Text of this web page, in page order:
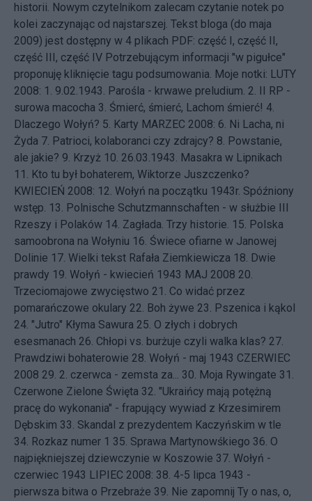
historii. Nowym czytelnikom zalecam czytanie notek po
kolei zaczynając od najstarszej. Tekst bloga (do maja
2009) jest dostępny w 4 plikach PDF: część I, część II,
część III, część IV Potrzebującym informacji "w pigułce"
proponuję kliknięcie tagu podsumowania. Moje notki: LUTY
2008: 1. 9.02.1943. Parośla - krwawe preludium. 2. II RP -
surowa macocha 3. Śmierć, śmierć, Lachom śmierć! 4.
Dlaczego Wołyń? 5. Karty MARZEC 2008: 6. Ni Lacha, ni
Żyda 7. Patrioci, kolaboranci czy zdrajcy? 8. Powstanie,
ale jakie? 9. Krzyż 10. 26.03.1943. Masakra w Lipnikach
11. Kto tu był bohaterem, Wiktorze Juszczenko?
KWIECIEŃ 2008: 12. Wołyń na początku 1943r. Spóźniony
wstęp. 13. Polnische Schutzmannschaften - w służbie III
Rzeszy i Polaków 14. Zagłada. Trzy historie. 15. Polska
samoobrona na Wołyniu 16. Świece ofiarne w Janowej
Dolinie 17. Wielki tekst Rafała Ziemkiewicza 18. Dwie
prawdy 19. Wołyń - kwiecień 1943 MAJ 2008 20.
Trzeciomajowe zwycięstwo 21. Co widać przez
pomarańczowe okulary 22. Boh żywe 23. Pszenica i kąkol
24. "Jutro" Kłyma Sawura 25. O złych i dobrych
esesmanach 26. Chłopi vs. burżuje czyli walka klas? 27.
Prawdziwi bohaterowie 28. Wołyń - maj 1943 CZERWIEC
2008 29. 2. czerwca - zemsta za... 30. Moja Rywingate 31.
Czerwone Zielone Święta 32. "Ukraińcy mają potężną
pracę do wykonania" - frapujący wywiad z Krzesimirem
Dębskim 33. Skandal z prezydentem Kaczyńskim w tle
34. Rozkaz numer 1 35. Sprawa Martynowśkiego 36. O
najpiękniejszej dziewczynie w Koszowie 37. Wołyń -
czerwiec 1943 LIPIEC 2008: 38. 4-5 lipca 1943 -
pierwsza bitwa o Przebraże 39. Nie zapomnij Ty o nas, o,